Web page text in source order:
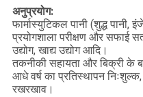
अनुप्रयोग:
फार्मास्युटिकल पानी (शुद्ध पानी,
प्रयोगशाला परीक्षण और सफाई
उद्योग, खाद्य उद्योग आदि।
तकनीकी सहायता और बिक्री के
आधे वर्ष का प्रतिस्थापन निःशुल्क,
रखरखाव।